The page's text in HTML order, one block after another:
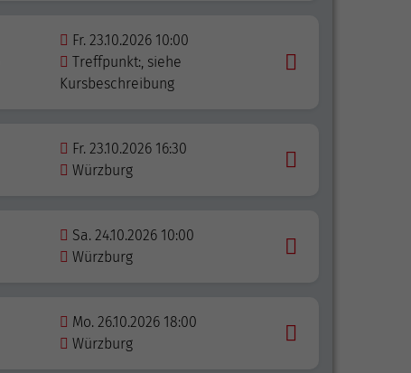
Fr. 23.10.2026 10:00
Treffpunkt:, siehe
Kursbeschreibung
Fr. 23.10.2026 16:30
Würzburg
Sa. 24.10.2026 10:00
Würzburg
Mo. 26.10.2026 18:00
Würzburg